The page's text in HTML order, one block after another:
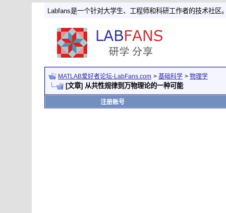
Labfans是一个针对大学生、工程师和科研工作者的技术社区
MATLAB爱好者论坛-LabFans.com > 基础科学 > 物理学
[文章] 从共性规律到万物理论的一种可能
注册账号